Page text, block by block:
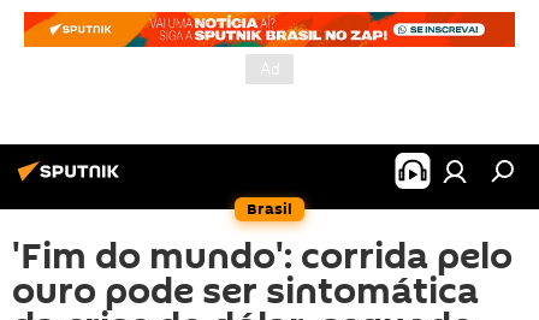
Brasil
'Fim do mundo': corrida pelo
ouro pode ser sintomática